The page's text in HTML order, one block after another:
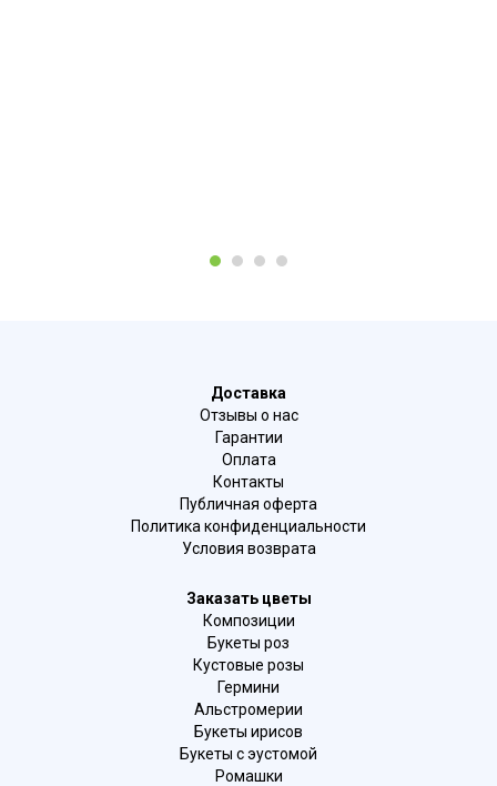
1 2 3 4
Доставка
Отзывы о нас
Гарантии
Оплата
Контакты
Публичная оферта
Политика конфиденциальности
Условия возврата
Заказать цветы
Композиции
Букеты роз
Кустовые розы
Гермини
Альстромерии
Букеты ирисов
Букеты с эустомой
Ромашки